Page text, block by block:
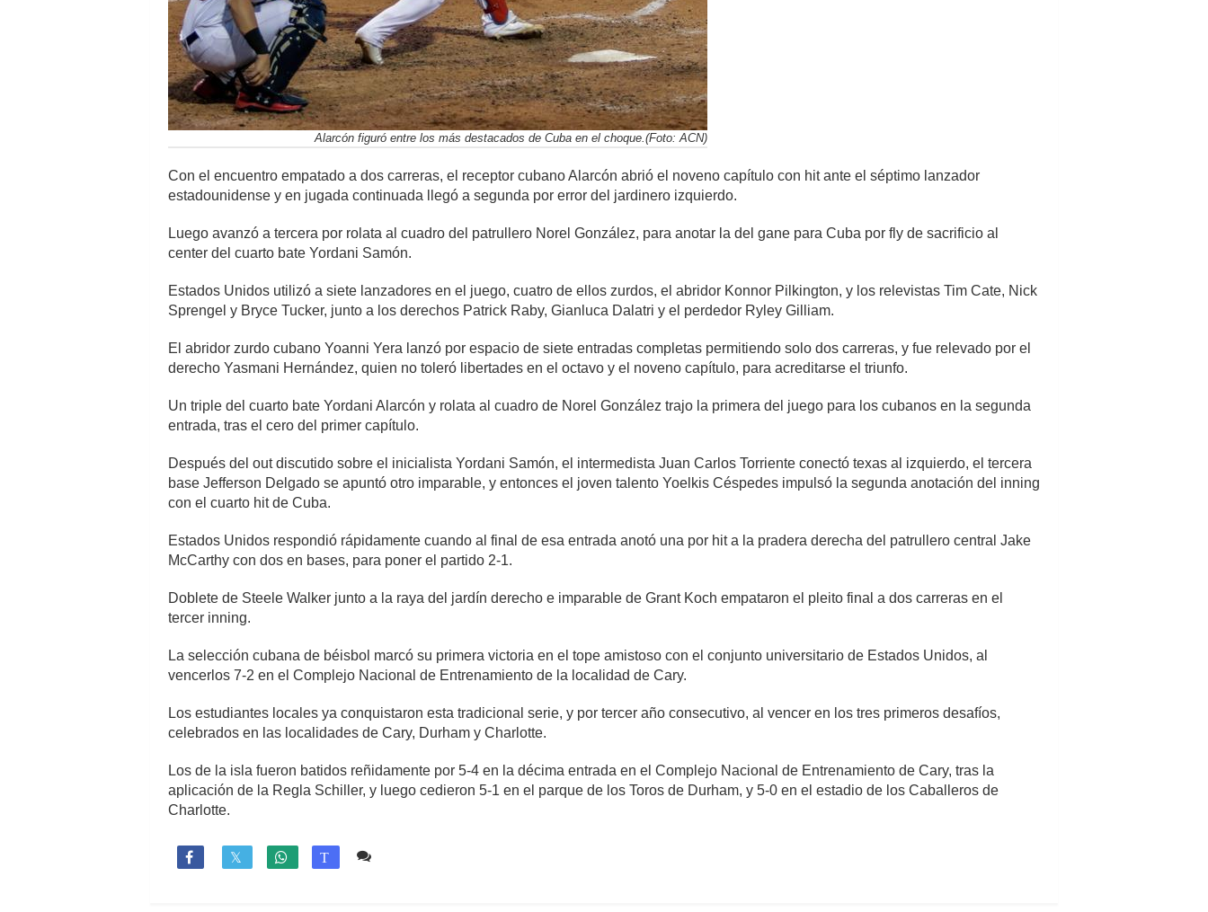
Alarcón figuró entre los más destacados de Cuba en el choque.(Foto: ACN)
Con el encuentro empatado a dos carreras, el receptor cubano Alarcón abrió el noveno capítulo con hit ante el séptimo lanzador
estadounidense y en jugada continuada llegó a segunda por error del jardinero izquierdo.
Luego avanzó a tercera por rolata al cuadro del patrullero Norel González, para anotar la del gane para Cuba por fly de sacrificio al
center del cuarto bate Yordani Samón.
Estados Unidos utilizó a siete lanzadores en el juego, cuatro de ellos zurdos, el abridor Konnor Pilkington, y los relevistas Tim Cate, Nick
Sprengel y Bryce Tucker, junto a los derechos Patrick Raby, Gianluca Dalatri y el perdedor Ryley Gilliam.
El abridor zurdo cubano Yoanni Yera lanzó por espacio de siete entradas completas permitiendo solo dos carreras, y fue relevado por el
derecho Yasmani Hernández, quien no toleró libertades en el octavo y el noveno capítulo, para acreditarse el triunfo.
Un triple del cuarto bate Yordani Alarcón y rolata al cuadro de Norel González trajo la primera del juego para los cubanos en la segunda
entrada, tras el cero del primer capítulo.
Después del out discutido sobre el inicialista Yordani Samón, el intermedista Juan Carlos Torriente conectó texas al izquierdo, el tercera
base Jefferson Delgado se apuntó otro imparable, y entonces el joven talento Yoelkis Céspedes impulsó la segunda anotación del inning
con el cuarto hit de Cuba.
Estados Unidos respondió rápidamente cuando al final de esa entrada anotó una por hit a la pradera derecha del patrullero central Jake
McCarthy con dos en bases, para poner el partido 2-1.
Doblete de Steele Walker junto a la raya del jardín derecho e imparable de Grant Koch empataron el pleito final a dos carreras en el
tercer inning.
La selección cubana de béisbol marcó su primera victoria en el tope amistoso con el conjunto universitario de Estados Unidos, al
vencerlos 7-2 en el Complejo Nacional de Entrenamiento de la localidad de Cary.
Los estudiantes locales ya conquistaron esta tradicional serie, y por tercer año consecutivo, al vencer en los tres primeros desafíos,
celebrados en las localidades de Cary, Durham y Charlotte.
Los de la isla fueron batidos reñidamente por 5-4 en la décima entrada en el Complejo Nacional de Entrenamiento de Cary, tras la
aplicación de la Regla Schiller, y luego cedieron 5-1 en el parque de los Toros de Durham, y 5-0 en el estadio de los Caballeros de
Charlotte.
 T